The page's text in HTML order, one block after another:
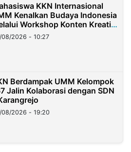
KKN Internasional
Kenalkan Budaya Indonesia
Workshop Konten Kreatif
2026 - 10:27
Berdampak UMM Kelompok
Jalin Kolaborasi dengan SDN
Karangrejo
08/2026 - 19:20